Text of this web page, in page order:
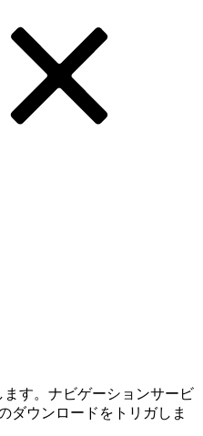
ます。ナビゲーションサービ
ダウンロードをトリガしま